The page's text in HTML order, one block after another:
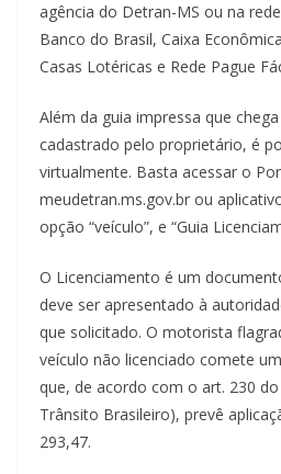
agência do Detran-MS ou na
Banco do Brasil, Caixa
Casas Lotéricas e Rede Pague
Além da guia impressa que
cadastrado pelo proprietário, é
virtualmente. Basta acessar o
meudetran.ms.gov.br ou
opção “veículo”, e “Guia
O Licenciamento é um
deve ser apresentado à
que solicitado. O motorista
veículo não licenciado comete
que, de acordo com o art. 230
Trânsito Brasileiro), prevê
293,47.